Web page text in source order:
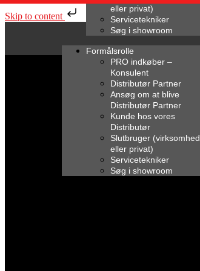
Skip to content
eller privat)
Servicetekniker
Søg i showroom
Formålsrolle
PRO indkøber –
Konsulent
Distributør Partner
Ansøg om at blive
Distributør Partner
Kunde hos vores
Distributør
Slutbruger (virksomhed
eller privat)
Servicetekniker
Søg i showroom